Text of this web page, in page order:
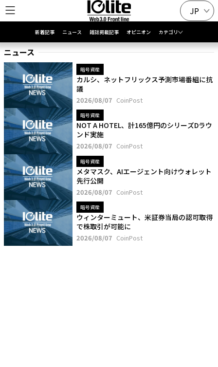
JP
新着記事 ニュース 雑誌掲載記事 オピニオン カテゴリ
ニュース
暗号資産
カルシ、ネットフリックス予測市場番組に抗
議
2026/08/07 CoinPost
暗号資産
NOT A HOTEL、計165億円のシリーズDラウ
ンド実施
2026/08/07 CoinPost
暗号資産
メタマスク、AIエージェント向けウォレット
先行公開
2026/08/07 CoinPost
暗号資産
ウィンターミュート、米証券当局の認可取得
で株取引が可能に
2026/08/07 CoinPost